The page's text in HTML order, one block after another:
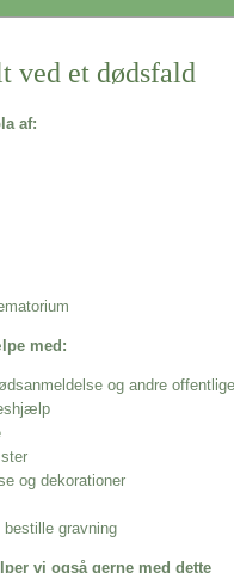
ved et dødsfald
af:
med:
og andre
og dekorationer
bestille gravning
vi også gerne med dette